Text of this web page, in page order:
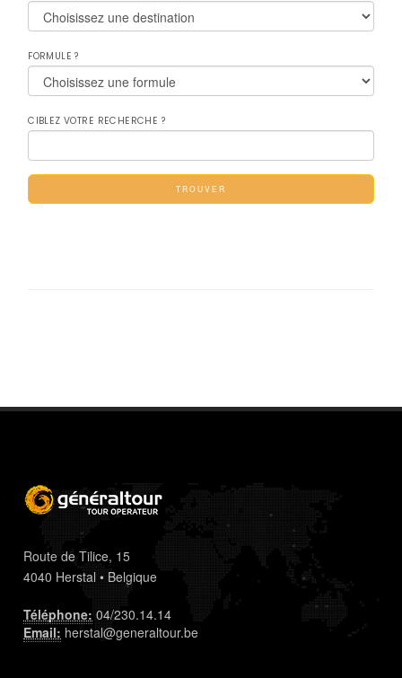
FORMULE ?
CIBLEZ VOTRE RECHERCHE ?
TROUVER
Route de Tilice, 15
4040 Herstal • Belgique
Téléphone: 04/230.14.14
Email: herstal@generaltour.be